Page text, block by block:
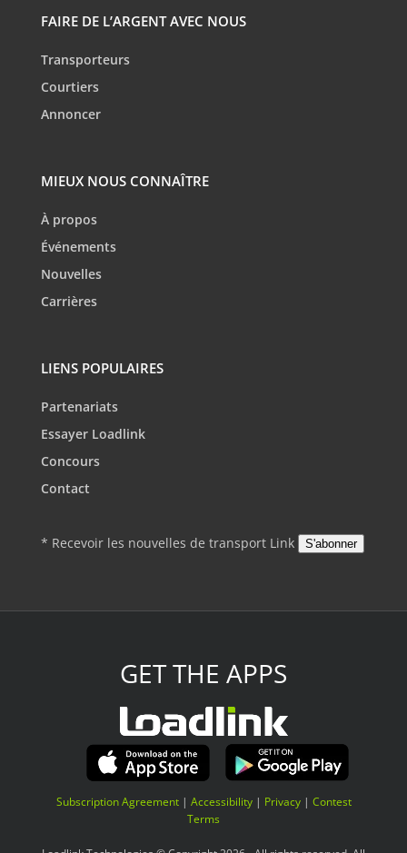
FAIRE DE L’ARGENT AVEC NOUS
Transporteurs
Courtiers
Annoncer
MIEUX NOUS CONNAÎTRE
À propos
Événements
Nouvelles
Carrières
LIENS POPULAIRES
Partenariats
Essayer Loadlink
Concours
Contact
* Recevoir les nouvelles de transport Link S'abonner
GET THE APPS
Subscription Agreement| Accessibility| Privacy| Contest
Terms